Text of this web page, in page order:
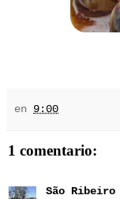
en 9:00
1 comentario:
São Ribeiro